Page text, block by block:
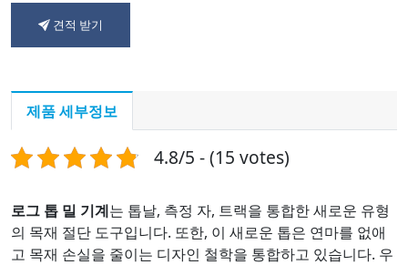
견적 받기
제품 세부정보
4.8/5 - (15 votes)
로그 톱 밀 기계는 톱날, 측정 자, 트랙을 통합한 새로운 유형
의 목재 절단 도구입니다. 또한, 이 새로운 톱은 연마를 없애
고 목재 손실을 줄이는 디자인 철학을 통합하고 있습니다. 우